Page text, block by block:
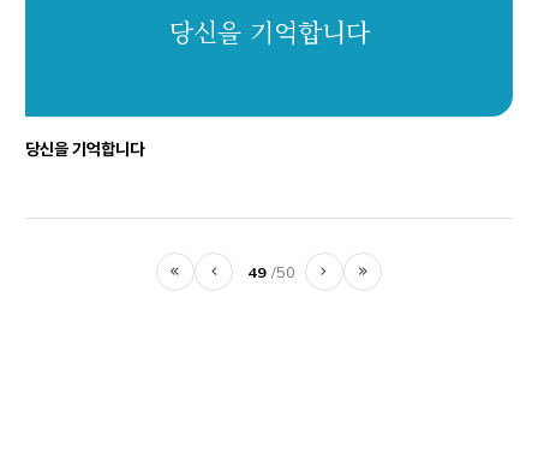
당신을 기억합니다
당신을 기억합니다
처음 이전 49 50 다음 마지막